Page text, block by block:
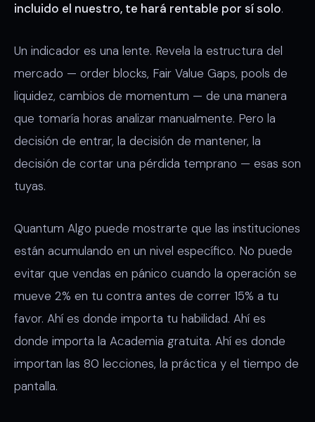
incluido el nuestro, te hará rentable por sí solo.
Un indicador es una lente. Revela la estructura del
mercado — order blocks, Fair Value Gaps, pools de
liquidez, cambios de momentum — de una manera
que tomaría horas analizar manualmente. Pero la
decisión de entrar, la decisión de mantener, la
decisión de cortar una pérdida temprano — esas son
tuyas.
Quantum Algo puede mostrarte que las instituciones
están acumulando en un nivel específico. No puede
evitar que vendas en pánico cuando la operación se
mueve 2% en tu contra antes de correr 15% a tu
favor. Ahí es donde importa tu habilidad. Ahí es
donde importa la Academia gratuita. Ahí es donde
importan las 80 lecciones, la práctica y el tiempo de
pantalla.